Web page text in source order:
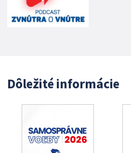
Dôležité informácie